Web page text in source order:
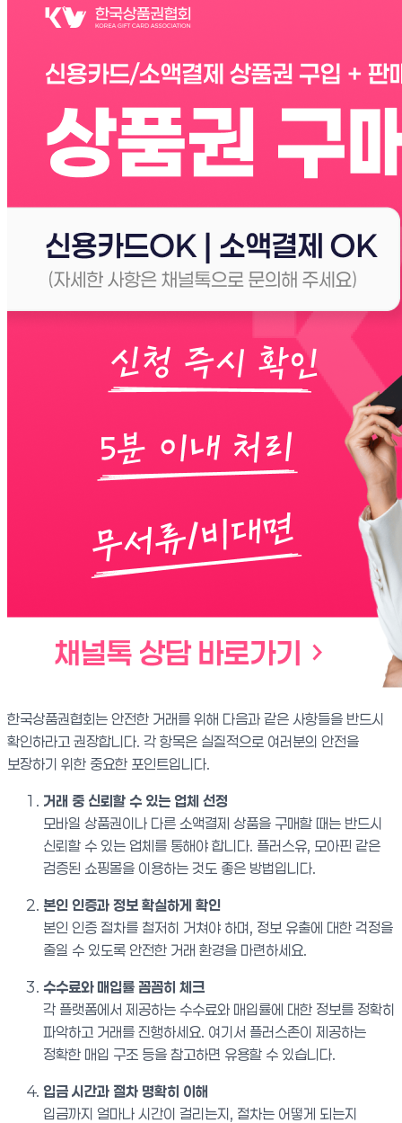
한국상품권협회는 안전한 거래를 위해 다음과 같은 사항들을 반드시
확인하라고 권장합니다. 각 항목은 실질적으로 여러분의 안전을
보장하기 위한 중요한 포인트입니다.
거래 중 신뢰할 수 있는 업체 선정
모바일 상품권이나 다른 소액결제 상품을 구매할 때는 반드시
신뢰할 수 있는 업체를 통해야 합니다. 플러스유, 모아핀 같은
검증된 쇼핑몰을 이용하는 것도 좋은 방법입니다.
본인 인증과 정보 확실하게 확인
본인 인증 절차를 철저히 거쳐야 하며, 정보 유출에 대한 걱정을
줄일 수 있도록 안전한 거래 환경을 마련하세요.
수수료와 매입률 꼼꼼히 체크
각 플랫폼에서 제공하는 수수료와 매입률에 대한 정보를 정확히
파악하고 거래를 진행하세요. 여기서 플러스존이 제공하는
정확한 매입 구조 등을 참고하면 유용할 수 있습니다.
입금 시간과 절차 명확히 이해
입금까지 얼마나 시간이 걸리는지, 절차는 어떻게 되는지